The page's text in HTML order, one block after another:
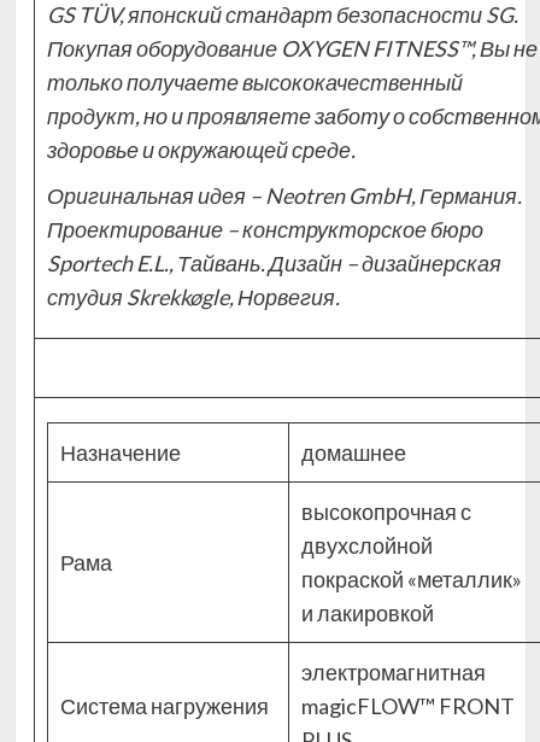
GS TÜV, японский стандарт безопасности SG.
Покупая оборудование OXYGEN FITNESS™, Вы не
только получаете высококачественный
продукт, но и проявляете заботу о
здоровье и окружающей среде.
Оригинальная идея – Neotren GmbH, Германия.
Проектирование – конструкторское бюро
Sportech E.L., Тайвань. Дизайн – дизайнерская
студия Skrekkøgle, Норвегия.
Назначение домашнее
Рама
высокопрочная с
двухслойной
покраской «металлик»
и лакировкой
Система нагружения
электромагнитная
magicFLOW™ FRONT